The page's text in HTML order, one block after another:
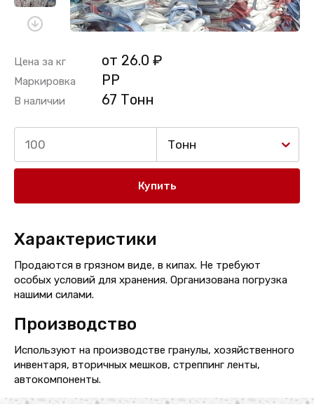
Цена за кг от 26.0 ₽
Маркировка PP
В наличии 67 Тонн
Тонн
Купить
Характеристики
Продаются в грязном виде, в кипах. Не требуют
особых условий для хранения. Организована погрузка
нашими силами.
Производство
Используют на производстве гранулы, хозяйственного
инвентаря, вторичных мешков, стреппинг ленты,
автокомпоненты.